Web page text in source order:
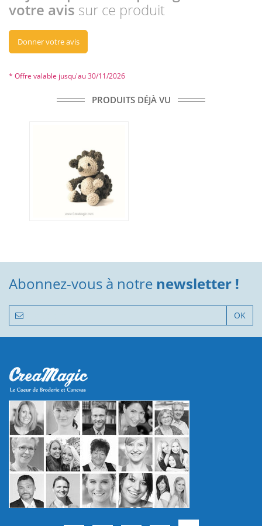
votre avis sur ce produit
Donner votre avis
* Offre valable jusqu'au 30/11/2026
PRODUITS DÉJÀ VU
Abonnez-vous à notre newsletter !
OK